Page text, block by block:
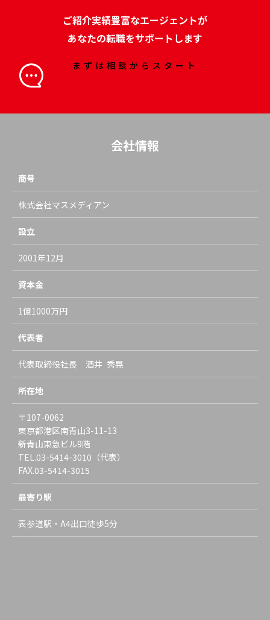
ご紹介実績豊富なエージェントが
あなたの転職をサポートします
まずは相談からスタート
会社情報
商号
株式会社マスメディアン
設立
2001年12月
資本金
1億1000万円
代表者
代表取締役社長 酒井 秀晃
所在地
〒107-0062
東京都港区南青山3-11-13
新青山東急ビル9階
TEL.03-5414-3010（代表）
FAX.03-5414-3015
最寄り駅
表参道駅・A4出口徒歩5分